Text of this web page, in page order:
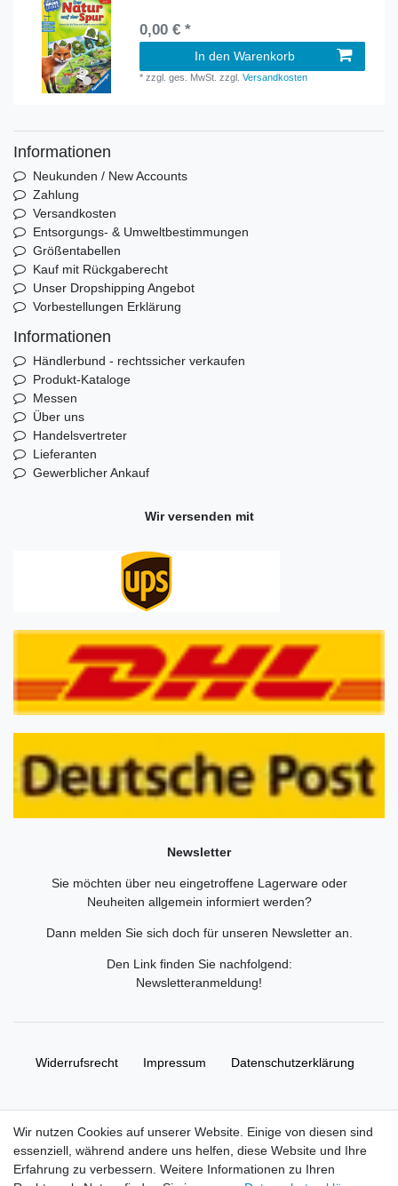
0,00 € *
In den Warenkorb
*zzgl. ges. MwSt. zzgl.Versandkosten
Informationen
Neukunden / New Accounts
Zahlung
Versandkosten
Entsorgungs- & Umweltbestimmungen
Größentabellen
Kauf mit Rückgaberecht
Unser Dropshipping Angebot
Vorbestellungen Erklärung
Informationen
Händlerbund - rechtssicher verkaufen
Produkt-Kataloge
Messen
Über uns
Handelsvertreter
Lieferanten
Gewerblicher Ankauf
Wir versenden mit
Newsletter
Sie möchten über neu eingetroffene Lagerware oder
Neuheiten allgemein informiert werden?
Dann melden Sie sich doch für unseren Newsletter an.
Den Link finden Sie nachfolgend:
Newsletteranmeldung!
Widerrufs­recht Impressum Daten­schutz­erklärung
© Copyright 2026 | Alle Rechte vorbehalten. HL-
Wir nutzen Cookies auf unserer Website. Einige von diesen sind
essenziell, während andere uns helfen, diese Website und Ihre
Erfahrung zu verbessern. Weitere Informationen zu Ihren